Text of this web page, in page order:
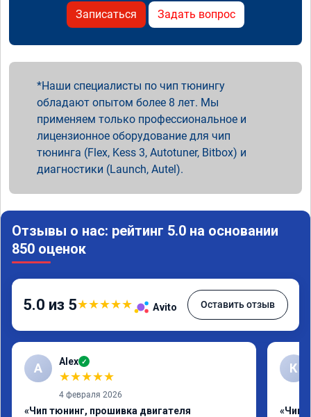
Записаться Задать вопрос
Наши специалисты по чип тюнингу
обладают опытом более 8 лет. Мы
применяем только профессиональное и
лицензионное оборудование для чип
тюнинга (Flex, Kess 3, Autotuner, Bitbox) и
диагностики (Launch, Autel).
Отзывы о нас: рейтинг 5.0 на основании
850 оценок
5.0 из 5★★★★★ Avito Оставить отзыв
A Alex ✓
★★★★★
4 февраля 2026
«Чип тюнинг, прошивка двигателя
К
«Чип